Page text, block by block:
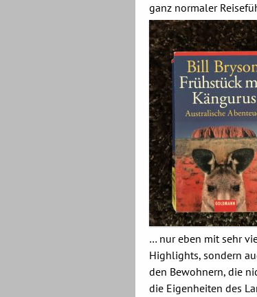
ganz normaler
… nur eben mit sehr
Highlights, sondern
den Bewohnern, die
die Eigenheiten des